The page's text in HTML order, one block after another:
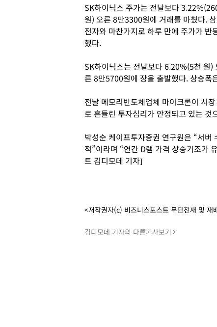
SK하이닉스 주가는 전날보다
원) 오른 8만3300원에 거래를 마쳤다.
전자와 마찬가지로 하루 만에 주가가 반
했다.
SK하이닉스는 전날보다 6.20%(5천 원)
른 8만5700원에 장을 출발했다. 상승폭
전날 메모리반도체업체 마이크론이 시
로 흔들린 투자심리가 안정되고 있는 것
박성순 케이프투자증권 연구원은 “서
적”이라며 “연간 D램 가격 상승기조가
트 김디모데 기자]
<저작권자(c) 비즈니스포스트 무단전재 및 재
김디모데 기자의 다른기사보기